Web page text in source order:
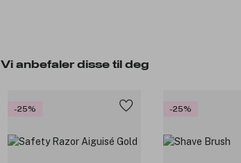
Vi anbefaler disse til deg
-25% -25%